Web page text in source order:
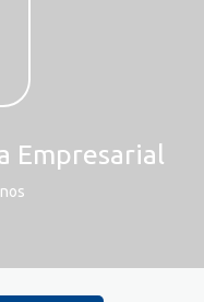
Empresarial